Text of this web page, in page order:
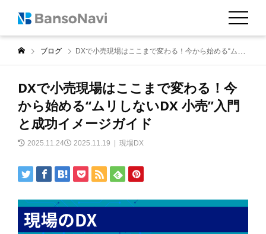
ブログ DXで小売現場はここまで変わる！今から始める“ムリしないDX 小売”入門と成功イメージガイド
DXで小売現場はここまで変わる！今
から始める“ムリしないDX 小売”入門
と成功イメージガイド
2025.11.24 2025.11.19 現場DX